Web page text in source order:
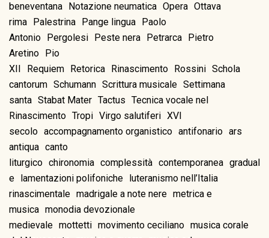
beneventana Notazione neumatica Opera Ottava
rima Palestrina Pange lingua Paolo
Antonio Pergolesi Peste nera Petrarca Pietro
Aretino Pio
XII
Requiem Retorica Rinascimento Rossini Schola
cantorum Schumann Scrittura musicale Settimana
santa Stabat Mater Tactus Tecnica vocale nel
Rinascimento Tropi Virgo salutiferi XVI
secolo accompagnamento organistico antifonario ars
antiqua canto
liturgico chironomia complessità contemporanea gradual
e lamentazioni polifoniche luteranismo nell’Italia
rinascimentale madrigale a note nere metrica e
musica monodia devozionale
medievale mottetti movimento ceciliano musica corale